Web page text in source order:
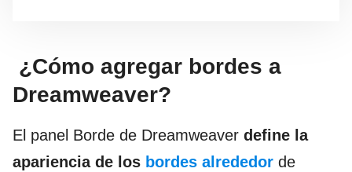
¿Cómo agregar bordes a
Dreamweaver?
El panel Borde de Dreamweaver define la
apariencia de los bordes alrededor de